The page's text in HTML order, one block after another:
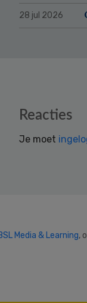
28 jul 2026
Reacties
Je moet
Media & Learning,